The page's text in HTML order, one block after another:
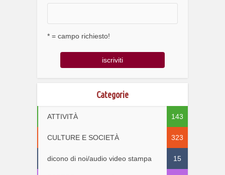
* = campo richiesto!
Categorie
ATTIVITÀ 143
CULTURE E SOCIETÀ 323
dicono di noi/audio video stampa 15